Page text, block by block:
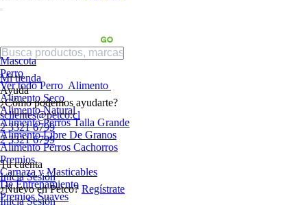
Mi tienda
Ayuda
¿Cómo podemos ayudarte?
sclientes@petco.cl
2 3321 6799
2 3321 6799
Tu cuenta
Inicia Sesión
¿Nuevo en Petco? Regístrate
Inicia Sesión
Mascota
Perro
Ver todo Perro Alimento
Alimento Seco
Alimento Natural
Alimento Perros Talla Grande
Alimento Libre De Granos
Alimento Perros Cachorros
Premios
Carnaza y Masticables
De Entrenamiento
Premios Suaves